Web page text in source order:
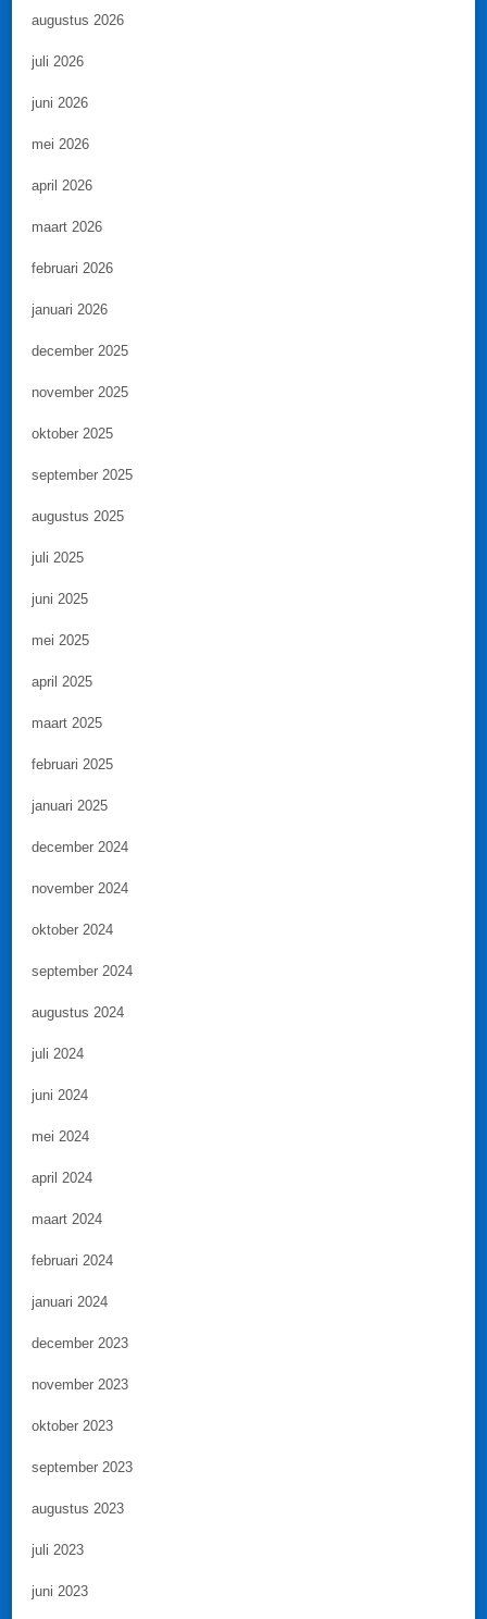
augustus 2026
juli 2026
juni 2026
mei 2026
april 2026
maart 2026
februari 2026
januari 2026
december 2025
november 2025
oktober 2025
september 2025
augustus 2025
juli 2025
juni 2025
mei 2025
april 2025
maart 2025
februari 2025
januari 2025
december 2024
november 2024
oktober 2024
september 2024
augustus 2024
juli 2024
juni 2024
mei 2024
april 2024
maart 2024
februari 2024
januari 2024
december 2023
november 2023
oktober 2023
september 2023
augustus 2023
juli 2023
juni 2023